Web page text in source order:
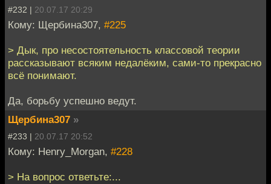
#232 | 20.07.17 20:29
Кому: Щербина307, #225
> Дык, про несостоятельность классовой теории
рассказывают всяким недалёким, сами-то прекрасно
всё понимают.
Да, борьбу успешно ведут.
Щербина307 »
#233 | 20.07.17 20:52
Кому: Henry_Morgan, #228
> На вопрос ответьте:...